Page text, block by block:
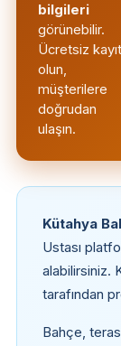
bilgileri
görünebilir.
Ücretsiz kayıt
olun,
müşterilere
doğrudan
ulaşın.
Kütahya
Ustası
alabilirsiniz.
tarafından
Bahçe,